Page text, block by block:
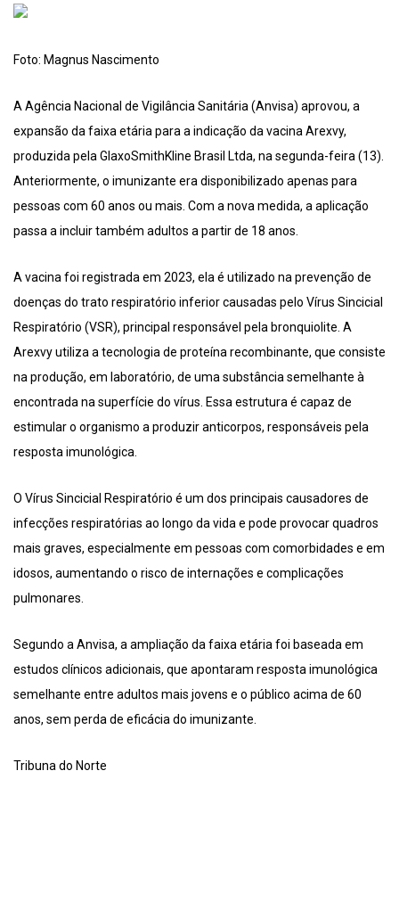
Foto: Magnus Nascimento
A Agência Nacional de Vigilância Sanitária (Anvisa) aprovou, a
expansão da faixa etária para a indicação da vacina Arexvy,
produzida pela GlaxoSmithKline Brasil Ltda, na segunda-feira (13).
Anteriormente, o imunizante era disponibilizado apenas para
pessoas com 60 anos ou mais. Com a nova medida, a aplicação
passa a incluir também adultos a partir de 18 anos.
A vacina foi registrada em 2023, ela é utilizado na prevenção de
doenças do trato respiratório inferior causadas pelo Vírus Sincicial
Respiratório (VSR), principal responsável pela bronquiolite. A
Arexvy utiliza a tecnologia de proteína recombinante, que consiste
na produção, em laboratório, de uma substância semelhante à
encontrada na superfície do vírus. Essa estrutura é capaz de
estimular o organismo a produzir anticorpos, responsáveis pela
resposta imunológica.
O Vírus Sincicial Respiratório é um dos principais causadores de
infecções respiratórias ao longo da vida e pode provocar quadros
mais graves, especialmente em pessoas com comorbidades e em
idosos, aumentando o risco de internações e complicações
pulmonares.
Segundo a Anvisa, a ampliação da faixa etária foi baseada em
estudos clínicos adicionais, que apontaram resposta imunológica
semelhante entre adultos mais jovens e o público acima de 60
anos, sem perda de eficácia do imunizante.
Tribuna do Norte